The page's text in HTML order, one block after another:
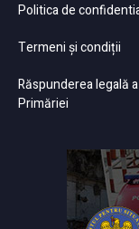
Politica de
Termeni și condiții
Răspunderea legală
Primăriei